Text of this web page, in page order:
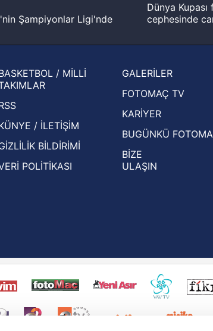
Şampiyonlar Ligi'nde
olan manşetler!
Avrupa Ligi'nde 3. Ön
muhtemel rakipleri belli oldu!
Dünya
cephesinde
Hernan
ekiplerinden
oldu
/ MİLLİ
/ İLETİŞİM
BİLDİRİMİ
POLİTİKASI
GALERİLER
FOTOMAÇ TV
KARİYER
BUGÜNKÜ
BİZE
ULAŞIN